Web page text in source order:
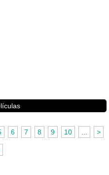
6 7 8 9 10 >